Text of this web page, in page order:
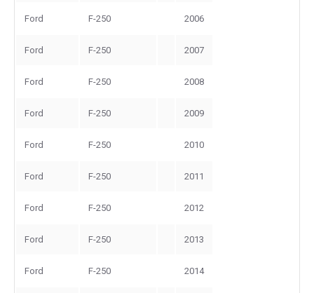
Ford F-250 2006
Ford F-250 2007
Ford F-250 2008
Ford F-250 2009
Ford F-250 2010
Ford F-250 2011
Ford F-250 2012
Ford F-250 2013
Ford F-250 2014